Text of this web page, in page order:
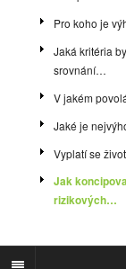
Pro koho je
Jaká kritéria
srovnání…
V jakém
Jaké je
Vyplatí se
Jak
rizikových…